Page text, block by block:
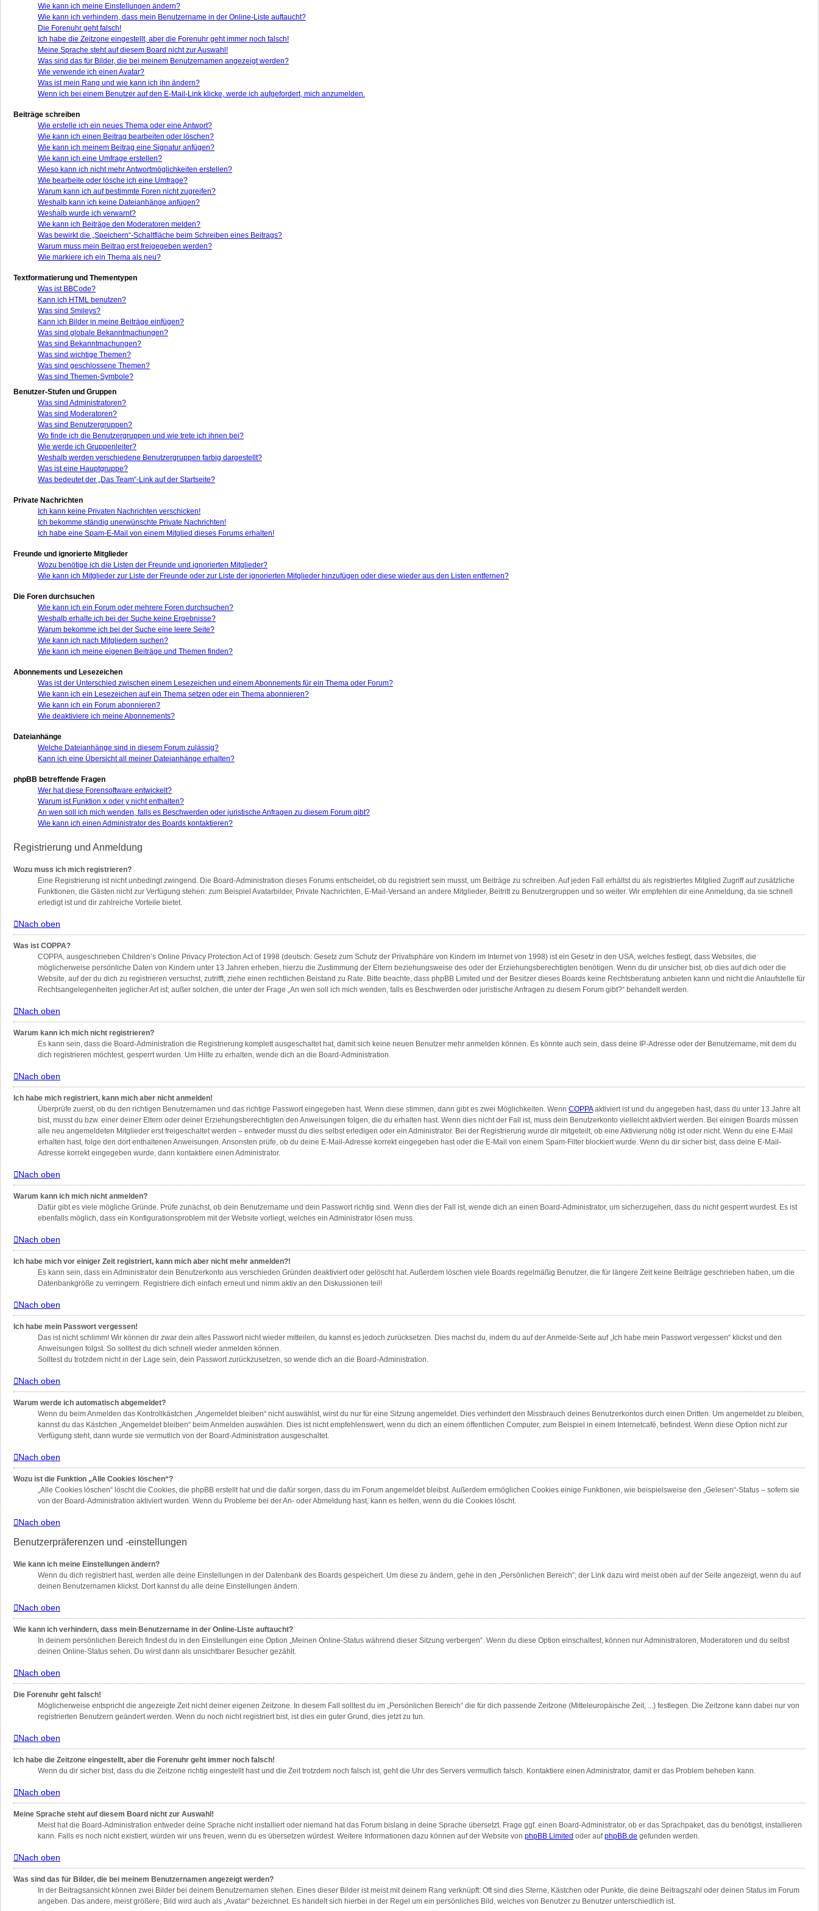
Wie kann ich meine Einstellungen ändern?
Wie kann ich verhindern, dass mein Benutzername in der Online-Liste auftaucht?
Die Forenuhr geht falsch!
Ich habe die Zeitzone eingestellt, aber die Forenuhr geht immer noch falsch!
Meine Sprache steht auf diesem Board nicht zur Auswahl!
Was sind das für Bilder, die bei meinem Benutzernamen angezeigt werden?
Wie verwende ich einen Avatar?
Was ist mein Rang und wie kann ich ihn ändern?
Wenn ich bei einem Benutzer auf den E-Mail-Link klicke, werde ich aufgefordert, mich anzumelden.
Beiträge schreiben
Wie erstelle ich ein neues Thema oder eine Antwort?
Wie kann ich einen Beitrag bearbeiten oder löschen?
Wie kann ich meinem Beitrag eine Signatur anfügen?
Wie kann ich eine Umfrage erstellen?
Wieso kann ich nicht mehr Antwortmöglichkeiten erstellen?
Wie bearbeite oder lösche ich eine Umfrage?
Warum kann ich auf bestimmte Foren nicht zugreifen?
Weshalb kann ich keine Dateianhänge anfügen?
Weshalb wurde ich verwarnt?
Wie kann ich Beiträge den Moderatoren melden?
Was bewirkt die „Speichern“-Schaltfläche beim Schreiben eines Beitrags?
Warum muss mein Beitrag erst freigegeben werden?
Wie markiere ich ein Thema als neu?
Textformatierung und Thementypen
Was ist BBCode?
Kann ich HTML benutzen?
Was sind Smileys?
Kann ich Bilder in meine Beiträge einfügen?
Was sind globale Bekanntmachungen?
Was sind Bekanntmachungen?
Was sind wichtige Themen?
Was sind geschlossene Themen?
Was sind Themen-Symbole?
Benutzer-Stufen und Gruppen
Was sind Administratoren?
Was sind Moderatoren?
Was sind Benutzergruppen?
Wo finde ich die Benutzergruppen und wie trete ich ihnen bei?
Wie werde ich Gruppenleiter?
Weshalb werden verschiedene Benutzergruppen farbig dargestellt?
Was ist eine Hauptgruppe?
Was bedeutet der „Das Team“-Link auf der Startseite?
Private Nachrichten
Ich kann keine Privaten Nachrichten verschicken!
Ich bekomme ständig unerwünschte Private Nachrichten!
Ich habe eine Spam-E-Mail von einem Mitglied dieses Forums erhalten!
Freunde und ignorierte Mitglieder
Wozu benötige ich die Listen der Freunde und ignorierten Mitglieder?
Wie kann ich Mitglieder zur Liste der Freunde oder zur Liste der ignorierten Mitglieder hinzufügen oder diese wieder aus den Listen entfernen?
Die Foren durchsuchen
Wie kann ich ein Forum oder mehrere Foren durchsuchen?
Weshalb erhalte ich bei der Suche keine Ergebnisse?
Warum bekomme ich bei der Suche eine leere Seite?
Wie kann ich nach Mitgliedern suchen?
Wie kann ich meine eigenen Beiträge und Themen finden?
Abonnements und Lesezeichen
Was ist der Unterschied zwischen einem Lesezeichen und einem Abonnements für ein Thema oder Forum?
Wie kann ich ein Lesezeichen auf ein Thema setzen oder ein Thema abonnieren?
Wie kann ich ein Forum abonnieren?
Wie deaktiviere ich meine Abonnements?
Dateianhänge
Welche Dateianhänge sind in diesem Forum zulässig?
Kann ich eine Übersicht all meiner Dateianhänge erhalten?
phpBB betreffende Fragen
Wer hat diese Forensoftware entwickelt?
Warum ist Funktion x oder y nicht enthalten?
An wen soll ich mich wenden, falls es Beschwerden oder juristische Anfragen zu diesem Forum gibt?
Wie kann ich einen Administrator des Boards kontaktieren?
Registrierung und Anmeldung
Wozu muss ich mich registrieren?
Eine Registrierung ist nicht unbedingt zwingend. Die Board-Administration dieses Forums entscheidet, ob du registriert sein musst, um Beiträge zu schreiben. Auf jeden Fall erhältst du als registriertes Mitglied Zugriff auf zusätzliche
Funktionen, die Gästen nicht zur Verfügung stehen: zum Beispiel Avatarbilder, Private Nachrichten, E-Mail-Versand an andere Mitglieder, Beitritt zu Benutzergruppen und so weiter. Wir empfehlen dir eine Anmeldung, da sie schnell
erledigt ist und dir zahlreiche Vorteile bietet.
Nach oben
Was ist COPPA?
COPPA, ausgeschrieben Children’s Online Privacy Protection Act of 1998 (deutsch: Gesetz zum Schutz der Privatsphäre von Kindern im Internet von 1998) ist ein Gesetz in den USA, welches festlegt, dass Websites, die
möglicherweise persönliche Daten von Kindern unter 13 Jahren erheben, hierzu die Zustimmung der Eltern beziehungsweise des oder der Erziehungsberechtigten benötigen. Wenn du dir unsicher bist, ob dies auf dich oder die
Website, auf der du dich zu registrieren versuchst, zutrifft, ziehe einen rechtlichen Beistand zu Rate. Bitte beachte, dass phpBB Limited und der Besitzer dieses Boards keine Rechtsberatung anbieten kann und nicht die Anlaufstelle für
Rechtsangelegenheiten jeglicher Art ist; außer solchen, die unter der Frage „An wen soll ich mich wenden, falls es Beschwerden oder juristische Anfragen zu diesem Forum gibt?“ behandelt werden.
Nach oben
Warum kann ich mich nicht registrieren?
Es kann sein, dass die Board-Administration die Registrierung komplett ausgeschaltet hat, damit sich keine neuen Benutzer mehr anmelden können. Es könnte auch sein, dass deine IP-Adresse oder der Benutzername, mit dem du
dich registrieren möchtest, gesperrt wurden. Um Hilfe zu erhalten, wende dich an die Board-Administration.
Nach oben
Ich habe mich registriert, kann mich aber nicht anmelden!
Überprüfe zuerst, ob du den richtigen Benutzernamen und das richtige Passwort eingegeben hast. Wenn diese stimmen, dann gibt es zwei Möglichkeiten. Wenn COPPAaktiviert ist und du angegeben hast, dass du unter 13 Jahre alt
bist, musst du bzw. einer deiner Eltern oder deiner Erziehungsberechtigten den Anweisungen folgen, die du erhalten hast. Wenn dies nicht der Fall ist, muss dein Benutzerkonto vielleicht aktiviert werden. Bei einigen Boards müssen
alle neu angemeldeten Mitglieder erst freigeschaltet werden – entweder musst du dies selbst erledigen oder ein Administrator. Bei der Registrierung wurde dir mitgeteilt, ob eine Aktivierung nötig ist oder nicht. Wenn du eine E-Mail
erhalten hast, folge den dort enthaltenen Anweisungen. Ansonsten prüfe, ob du deine E-Mail-Adresse korrekt eingegeben hast oder die E-Mail von einem Spam-Filter blockiert wurde. Wenn du dir sicher bist, dass deine E-Mail-
Adresse korrekt eingegeben wurde, dann kontaktiere einen Administrator.
Nach oben
Warum kann ich mich nicht anmelden?
Dafür gibt es viele mögliche Gründe. Prüfe zunächst, ob dein Benutzername und dein Passwort richtig sind. Wenn dies der Fall ist, wende dich an einen Board-Administrator, um sicherzugehen, dass du nicht gesperrt wurdest. Es ist
ebenfalls möglich, dass ein Konfigurationsproblem mit der Website vorliegt, welches ein Administrator lösen muss.
Nach oben
Ich habe mich vor einiger Zeit registriert, kann mich aber nicht mehr anmelden?!
Es kann sein, dass ein Administrator dein Benutzerkonto aus verschieden Gründen deaktiviert oder gelöscht hat. Außerdem löschen viele Boards regelmäßig Benutzer, die für längere Zeit keine Beiträge geschrieben haben, um die
Datenbankgröße zu verringern. Registriere dich einfach erneut und nimm aktiv an den Diskussionen teil!
Nach oben
Ich habe mein Passwort vergessen!
Das ist nicht schlimm! Wir können dir zwar dein altes Passwort nicht wieder mitteilen, du kannst es jedoch zurücksetzen. Dies machst du, indem du auf der Anmelde-Seite auf „Ich habe mein Passwort vergessen“ klickst und den
Anweisungen folgst. So solltest du dich schnell wieder anmelden können.
Solltest du trotzdem nicht in der Lage sein, dein Passwort zurückzusetzen, so wende dich an die Board-Administration.
Nach oben
Warum werde ich automatisch abgemeldet?
Wenn du beim Anmelden das Kontrollkästchen „Angemeldet bleiben“ nicht auswählst, wirst du nur für eine Sitzung angemeldet. Dies verhindert den Missbrauch deines Benutzerkontos durch einen Dritten. Um angemeldet zu bleiben,
kannst du das Kästchen „Angemeldet bleiben“ beim Anmelden auswählen. Dies ist nicht empfehlenswert, wenn du dich an einem öffentlichen Computer, zum Beispiel in einem Internetcafé, befindest. Wenn diese Option nicht zur
Verfügung steht, dann wurde sie vermutlich von der Board-Administration ausgeschaltet.
Nach oben
Wozu ist die Funktion „Alle Cookies löschen“?
„Alle Cookies löschen“ löscht die Cookies, die phpBB erstellt hat und die dafür sorgen, dass du im Forum angemeldet bleibst. Außerdem ermöglichen Cookies einige Funktionen, wie beispielsweise den „Gelesen“-Status – sofern sie
von der Board-Administration aktiviert wurden. Wenn du Probleme bei der An- oder Abmeldung hast, kann es helfen, wenn du die Cookies löscht.
Nach oben
Benutzerpräferenzen und -einstellungen
Wie kann ich meine Einstellungen ändern?
Wenn du dich registriert hast, werden alle deine Einstellungen in der Datenbank des Boards gespeichert. Um diese zu ändern, gehe in den „Persönlichen Bereich“; der Link dazu wird meist oben auf der Seite angezeigt, wenn du auf
deinen Benutzernamen klickst. Dort kannst du alle deine Einstellungen ändern.
Nach oben
Wie kann ich verhindern, dass mein Benutzername in der Online-Liste auftaucht?
In deinem persönlichen Bereich findest du in den Einstellungen eine Option „Meinen Online-Status während dieser Sitzung verbergen“. Wenn du diese Option einschaltest, können nur Administratoren, Moderatoren und du selbst
deinen Online-Status sehen. Du wirst dann als unsichtbarer Besucher gezählt.
Nach oben
Die Forenuhr geht falsch!
Möglicherweise entspricht die angezeigte Zeit nicht deiner eigenen Zeitzone. In diesem Fall solltest du im „Persönlichen Bereich“ die für dich passende Zeitzone (Mitteleuropäische Zeit, ...) festlegen. Die Zeitzone kann dabei nur von
registrierten Benutzern geändert werden. Wenn du noch nicht registriert bist, ist dies ein guter Grund, dies jetzt zu tun.
Nach oben
Ich habe die Zeitzone eingestellt, aber die Forenuhr geht immer noch falsch!
Wenn du dir sicher bist, dass du die Zeitzone richtig eingestellt hast und die Zeit trotzdem noch falsch ist, geht die Uhr des Servers vermutlich falsch. Kontaktiere einen Administrator, damit er das Problem beheben kann.
Nach oben
Meine Sprache steht auf diesem Board nicht zur Auswahl!
Meist hat die Board-Administration entweder deine Sprache nicht installiert oder niemand hat das Forum bislang in deine Sprache übersetzt. Frage ggf. einen Board-Administrator, ob er das Sprachpaket, das du benötigst, installieren
kann. Falls es noch nicht existiert, würden wir uns freuen, wenn du es übersetzen würdest. Weitere Informationen dazu können auf der Website von phpBB Limited oder aufphpBB.de gefunden werden.
Nach oben
Was sind das für Bilder, die bei meinem Benutzernamen angezeigt werden?
In der Beitragsansicht können zwei Bilder bei deinem Benutzernamen stehen. Eines dieser Bilder ist meist mit deinem Rang verknüpft: Oft sind dies Sterne, Kästchen oder Punkte, die deine Beitragszahl oder deinen Status im Forum
angeben. Das andere, meist größere, Bild wird auch als „Avatar“ bezeichnet. Es handelt sich hierbei in der Regel um ein persönliches Bild, welches von Benutzer zu Benutzer unterschiedlich ist.